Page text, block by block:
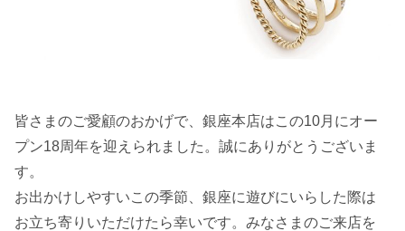
皆さまのご愛顧のおかげで、銀座本店はこの10月にオー
プン18周年を迎えられました。誠にありがとうございま
す。
お出かけしやすいこの季節、銀座に遊びにいらした際は
お立ち寄りいただけたら幸いです。みなさまのご来店を